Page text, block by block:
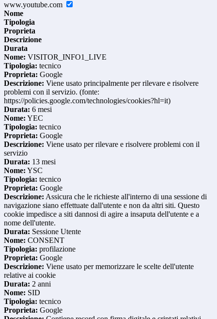
www.youtube.com
Nome
Tipologia
Proprieta
Descrizione
Durata
Nome: VISITOR_INFO1_LIVE
Tipologia: tecnico
Proprieta: Google
Descrizione: Viene usato principalmente per rilevare e risolvere
problemi con il servizio. (fonte:
https://policies.google.com/technologies/cookies?hl=it)
Durata: 6 mesi
Nome: YEC
Tipologia: tecnico
Proprieta: Google
Descrizione: Viene usato per rilevare e risolvere problemi con il
servizio
Durata: 13 mesi
Nome: YSC
Tipologia: tecnico
Proprieta: Google
Descrizione: Assicura che le richieste all'interno di una sessione di
navigazione siano effettuate dall'utente e non da altri siti. Questo
cookie impedisce a siti dannosi di agire a insaputa dell'utente e a
nome dell'utente.
Durata: Sessione Utente
Nome: CONSENT
Tipologia: profilazione
Proprieta: Google
Descrizione: Viene usato per memorizzare le scelte dell'utente
relative ai cookie
Durata: 2 anni
Nome: SID
Tipologia: tecnico
Proprieta: Google